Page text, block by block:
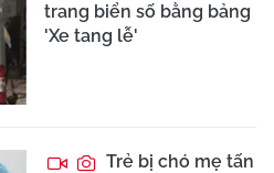
trang biển số bằng bảng
'Xe tang lễ'
Trẻ bị chó mẹ tấn